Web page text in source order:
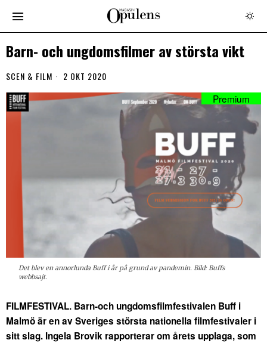
Barn- och ungdomsfilmer av största vikt
SCEN & FILM 2 OKT 2020
Det blev en annorlunda Buff i år på grund av pandemin. Bild: Buffs
webbsajt.
FILMFESTIVAL. Barn-och ungdomsfilmfestivalen Buff i
Malmö är en av Sveriges största nationella filmfestivaler i
sitt slag. Ingela Brovik rapporterar om årets upplaga, som